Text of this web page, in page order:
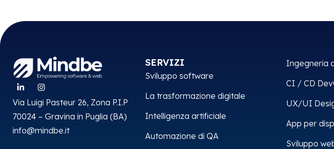
Via Luigi Pasteur 26, Zona P.I.P
70024 – Gravina in Puglia (BA)
info@mindbe.it
SERVIZI
Sviluppo software
La trasformazione digitale
Intelligenza artificiale
Automazione di QA
Ingegneria
CI / CD
UX/UI
App per
Sviluppo